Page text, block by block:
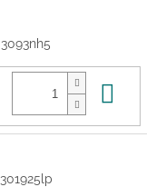
3093nh5
301925lp